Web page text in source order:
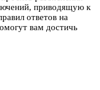
приводящую к
ответов на
вам достичь